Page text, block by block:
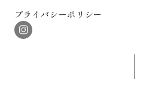
プライバシーポリシー